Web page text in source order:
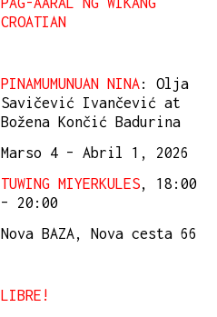
CROATIAN
PINAMUMUNUAN NINA: Olja
Savičević Ivančević at
Božena Končić Badurina
Marso 4 – Abril 1, 2026
TUWING MIYERKULES, 18:00
– 20:00
Nova BAZA, Nova cesta 66
LIBRE!